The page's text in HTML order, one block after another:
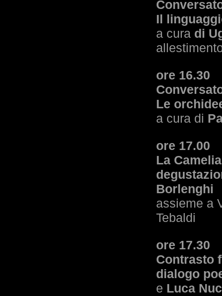
Il
a cura di
ore 16.30
Le
a cura di
ore 17.00
La
Borlenghi
assieme a
Tebaldi
ore 17.30
Contrasto
dialogo
e Luca